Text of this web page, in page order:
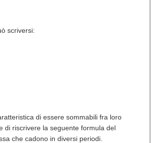
scriversi:
di essere sommabili fra loro
di riscrivere la seguente formula del
che cadono in diversi periodi.